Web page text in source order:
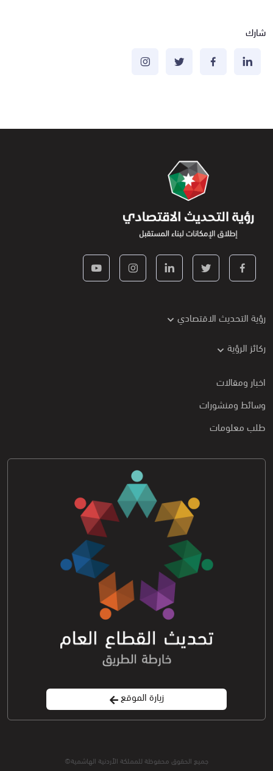
شارك
رؤية التحديث الاقتصادي
ركائز الرؤية
اخبار ومقالات
وسائط ومنشورات
طلب معلومات
زيارة الموقع
جميع الحقوق محفوظة للمملكة الأردنية الهاشمية©